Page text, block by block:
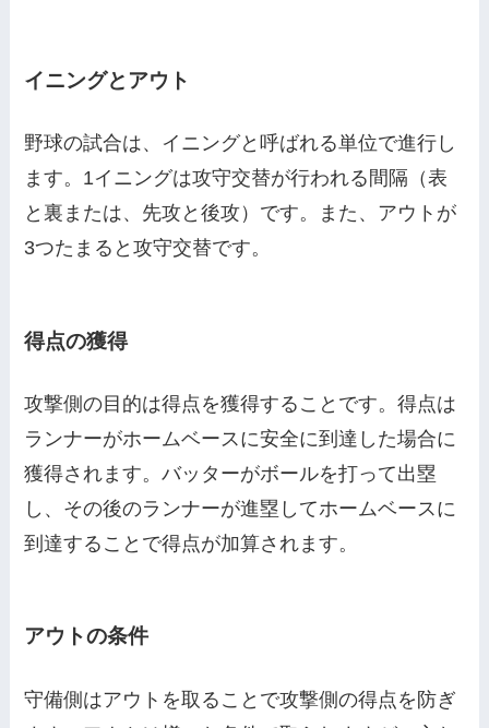
イニングとアウト
野球の試合は、イニングと呼ばれる単位で進行し
ます。1イニングは攻守交替が行われる間隔（表
と裏または、先攻と後攻）です。また、アウトが
3つたまると攻守交替です。
得点の獲得
攻撃側の目的は得点を獲得することです。得点は
ランナーがホームベースに安全に到達した場合に
獲得されます。バッターがボールを打って出塁
し、その後のランナーが進塁してホームベースに
到達することで得点が加算されます。
アウトの条件
守備側はアウトを取ることで攻撃側の得点を防ぎ